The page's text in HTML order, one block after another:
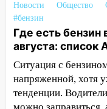
10:27
днем 6
10:16
объявлена
10:00 В
51-летний
Новости Общество
#бензин
Где есть бензин
августа: список
Ситуация с
напряженной, хотя
тенденции.